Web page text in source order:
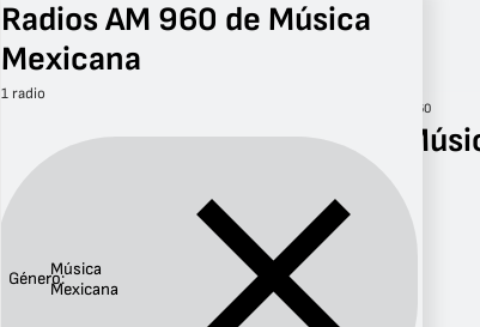
AM 960
Radios AM 960 de
Radios AM 960 de
Música Mexicana
Radios AM 960 de Música
Mexicana
1 radio
Género:Música
Mexicana